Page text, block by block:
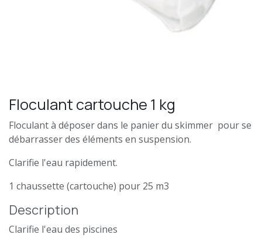
Floculant cartouche 1 kg
Floculant à déposer dans le panier du skimmer pour se
débarrasser des éléments en suspension.
Clarifie l'eau rapidement.
1 chaussette (cartouche) pour 25 m3
Description
Clarifie l'eau des piscines